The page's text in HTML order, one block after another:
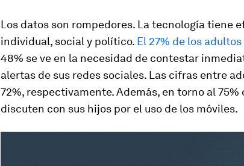
Los datos son rompedores. La tecnología tiene
individual, social y político. El 27% de los
48% se ve en la necesidad de contestar
alertas de sus redes sociales. Las cifras entre
72%, respectivamente. Además, en torno al
discuten con sus hijos por el uso de los móviles.